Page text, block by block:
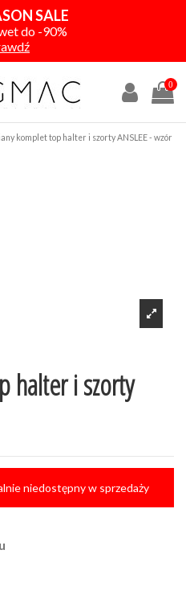
SALE
do -90%
0
komplet top halter i szorty ANSLEE - wzór
halter i szorty
niedostępny w sprzedaży